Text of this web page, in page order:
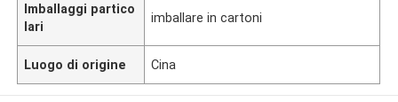
Imballaggi partico
lari
imballare in cartoni
Luogo di origine Cina